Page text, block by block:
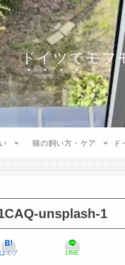
ドイツでモフ
猫の飼い方・ケア
unsplash-1
はてブ LINE